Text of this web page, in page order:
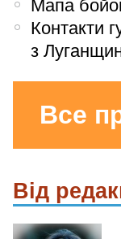
Мапа
Контакти
з
Все
Від